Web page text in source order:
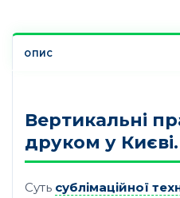
ОПИС
Вертикальні
друком у Києві.
Суть сублімаційної